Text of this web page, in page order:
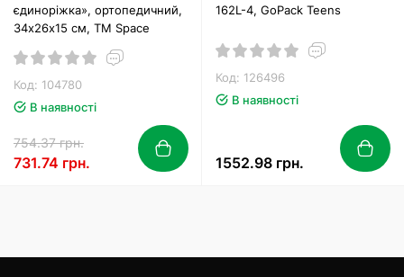
єдиноріжка», ортопедичний,
34х26х15 см, ТМ Space
Код: 104780
В наявності
754.37 грн.
731.74 грн.
162L-4, GoPack Teens
Код: 126496
В наявності
1552.98 грн.